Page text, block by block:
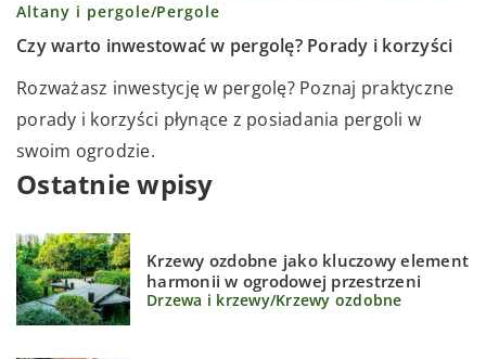
Altany i pergole/Pergole
Czy warto inwestować w pergolę? Porady i korzyści
Rozważasz inwestycję w pergolę? Poznaj praktyczne
porady i korzyści płynące z posiadania pergoli w
swoim ogrodzie.
Ostatnie wpisy
Krzewy ozdobne jako kluczowy element
harmonii w ogrodowej przestrzeni
Drzewa i krzewy/Krzewy ozdobne